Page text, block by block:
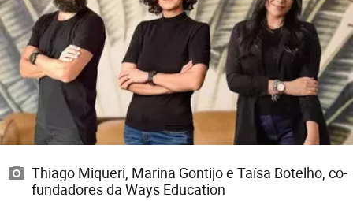
Thiago Miqueri, Marina Gontijo e Taísa Botelho, co-
fundadores da Ways Education